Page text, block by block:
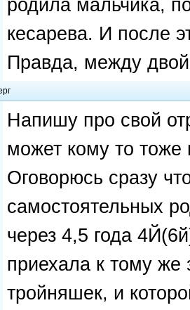
родила мальчика,
кесарева. И после
Правда, между
Напишу про свой
может кому то тоже
Оговорюсь сразу
самостоятельных
через 4,5 года
приехала к тому же
тройняшек, и